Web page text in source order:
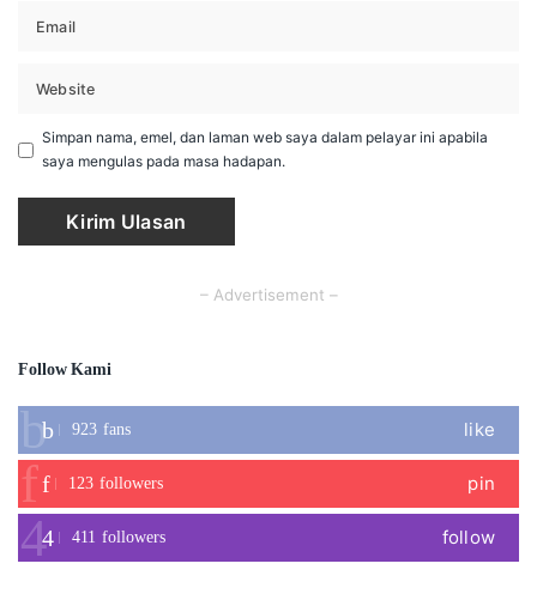
Simpan nama, emel, dan laman web saya dalam pelayar ini apabila
saya mengulas pada masa hadapan.
– Advertisement –
Follow Kami
923 fans like
123 followers pin
411 followers follow